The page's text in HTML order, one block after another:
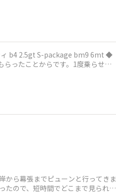
ィ b4 2.5gt S-package bm9 6mt ◆
らったことからです。1度乗らせて
から幕張までピューンと行ってきま
たので、短時間でどこまで見られる